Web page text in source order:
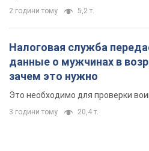
2 години тому 5,2 т.
Налоговая служба
данные о мужчинах в
зачем это нужно
Это необходимо для проверки
3 години тому 20,4 т.